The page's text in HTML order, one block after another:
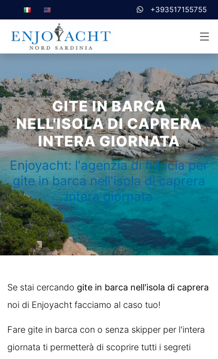
+393517155755
GITE IN BARCA
NELL'ISOLA DI CAPRERA
INTERA GIORNATA
Enjoyacht: l'agenzia di fiducia per
gite in barca nell'isola di caprera
intera giornata
Se stai cercando gite in barca nell'isola di caprera
noi di Enjoyacht facciamo al caso tuo!
Fare gite in barca con o senza skipper per l'intera
giornata ti permetterà di scoprire tutti i segreti